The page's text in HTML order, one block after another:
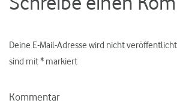
Deine E-Mail-Adresse wird nicht
sind mit* markiert
Kommentar